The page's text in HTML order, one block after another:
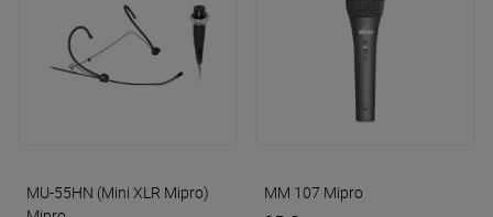
MU-55HN (Mini XLR Mipro)
MM 107 Mipro